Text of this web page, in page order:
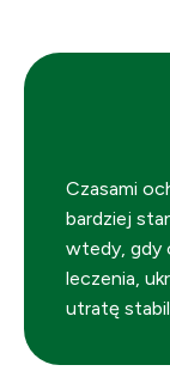
Czasami
bardziej
wtedy, gdy
leczenia,
utratę